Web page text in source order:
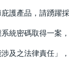
護產品，請踴躍
統密碼取得一案
及之法律責任」